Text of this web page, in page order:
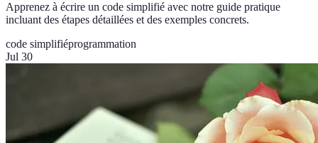
Apprenez à écrire un code simplifié avec notre guide pratique
incluant des étapes détaillées et des exemples concrets.
code simplifiéprogrammation
Jul 30